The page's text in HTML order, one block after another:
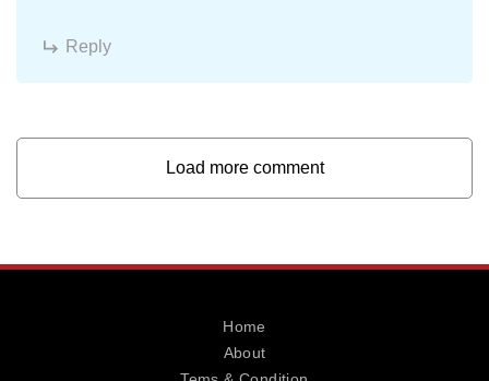
Reply
Load more comment
Home
About